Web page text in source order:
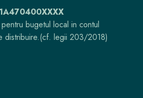
bugetul local in contul
distribuire.(cf. legii 203/2018)